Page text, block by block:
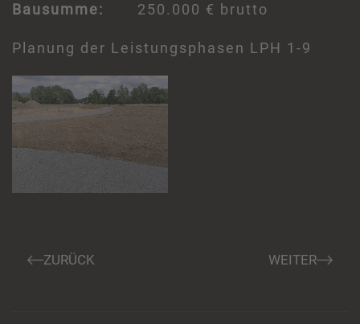
Bausumme: 250.000 € brutto
Planung der Leistungsphasen LPH 1-9
ZURÜCK WEITER